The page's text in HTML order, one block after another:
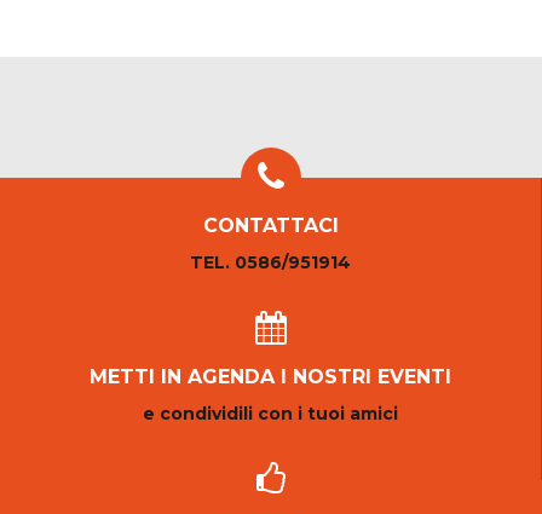
CONTATTACI
TEL. 0586/951914
METTI IN AGENDA I NOSTRI EVENTI
e condividili con i tuoi amici